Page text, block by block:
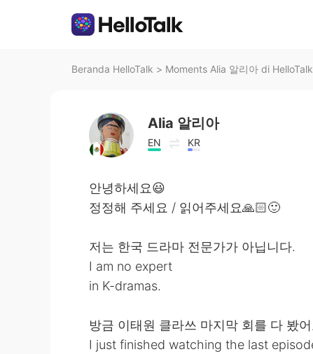
Beranda HelloTalk > Moments Alia 알리아 di HelloTalk
Alia 알리아
EN KR
안녕하세요😃
정정해 주세요 / 읽어주세요🙏🏻🙂
저는 한국 드라마 전문가가 아닙니다.
I am no expert
in K-dramas.
방금 이태원 클라쓰 마지막 회를 다 봤
I just finished watching the last